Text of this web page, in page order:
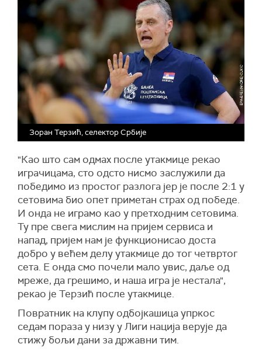
Зоран Терзић, селектор Србије
"Као што сам одмах после утакмице рекао
играчицама, сто одсто нисмо заслужили да
победимо из простог разлога јер је после 2:1 у
сетовима био опет приметан страх од победе.
И онда не играмо као у претходним сетовима.
Ту пре свега мислим на пријем сервиса и
напад, пријем нам је функционисао доста
добро у већем делу утакмице до тог четвртог
сета. Е онда смо почели мало увис, даље од
мреже, да грешимо, и наша игра је нестала",
рекао је Терзић после утакмице.
Повратник на клупу одбојкашица упркос
седам пораза у низу у Лиги нација верује да
стижу бољи дани за државни тим.